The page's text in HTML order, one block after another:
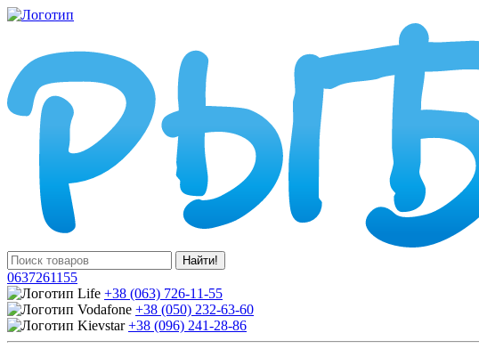
Найти!
0637261155
+38 (063) 726-11-55
+38 (050) 232-63-60
+38 (096) 241-28-86